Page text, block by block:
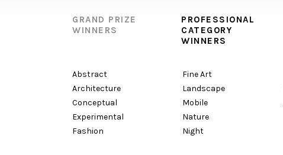
GRAND PRIZE
WINNERS
PROFESSIONAL
CATEGORY
WINNERS
Abstract
Architecture
Conceptual
Experimental
Fashion
Fine Art
Landscape
Mobile
Nature
Night